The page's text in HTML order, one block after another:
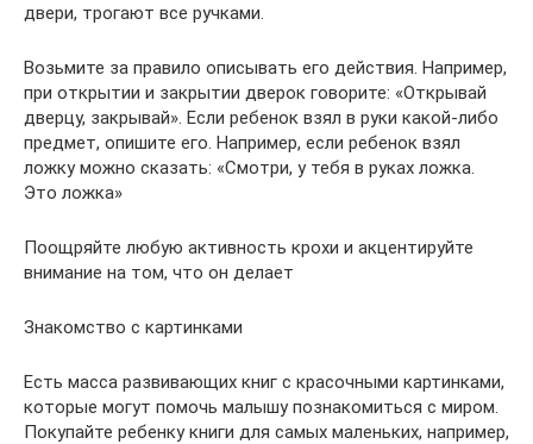
двери, трогают все ручками.
Возьмите за правило описывать его действия. Например,
при открытии и закрытии дверок говорите: «Открывай
дверцу, закрывай». Если ребенок взял в руки какой-либо
предмет, опишите его. Например, если ребенок взял
ложку можно сказать: «Смотри, у тебя в руках ложка.
Это ложка»
Поощряйте любую активность крохи и акцентируйте
внимание на том, что он делает
Знакомство с картинками
Есть масса развивающих книг с красочными картинками,
которые могут помочь малышу познакомиться с миром.
Покупайте ребенку книги для самых маленьких, например,